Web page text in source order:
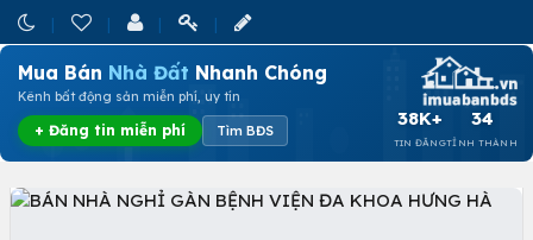
Mua Bán Nhà Đất Nhanh Chóng
Kênh bất động sản miễn phí, uy tín
+ Đăng tin miễn phí Tìm BĐS
38K+
TIN ĐĂNG
34
TỈNH THÀNH